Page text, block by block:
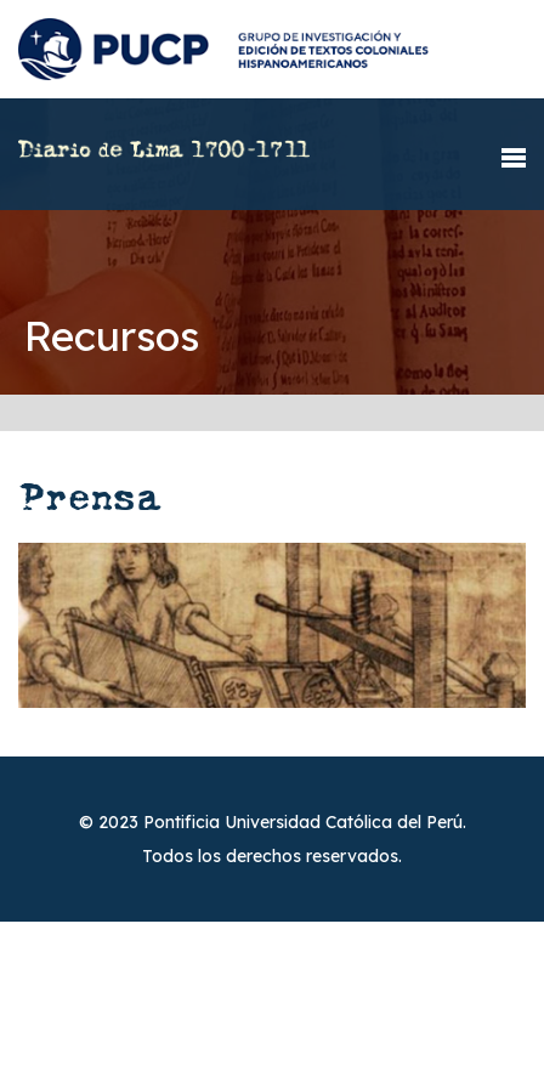
Recursos
Prensa
© 2023 Pontificia Universidad Católica del Perú.
Todos los derechos reservados.